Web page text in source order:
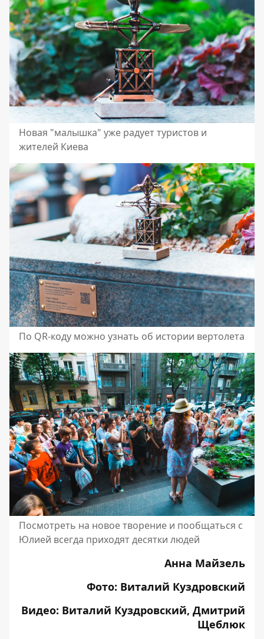
Новая "малышка" уже радует туристов и
жителей Киева
По QR-коду можно узнать об истории вертолета
Посмотреть на новое творение и пообщаться с
Юлией всегда приходят десятки людей
Анна Майзель
Фото: Виталий Куздровский
Видео: Виталий Куздровский, Дмитрий
Щеблюк